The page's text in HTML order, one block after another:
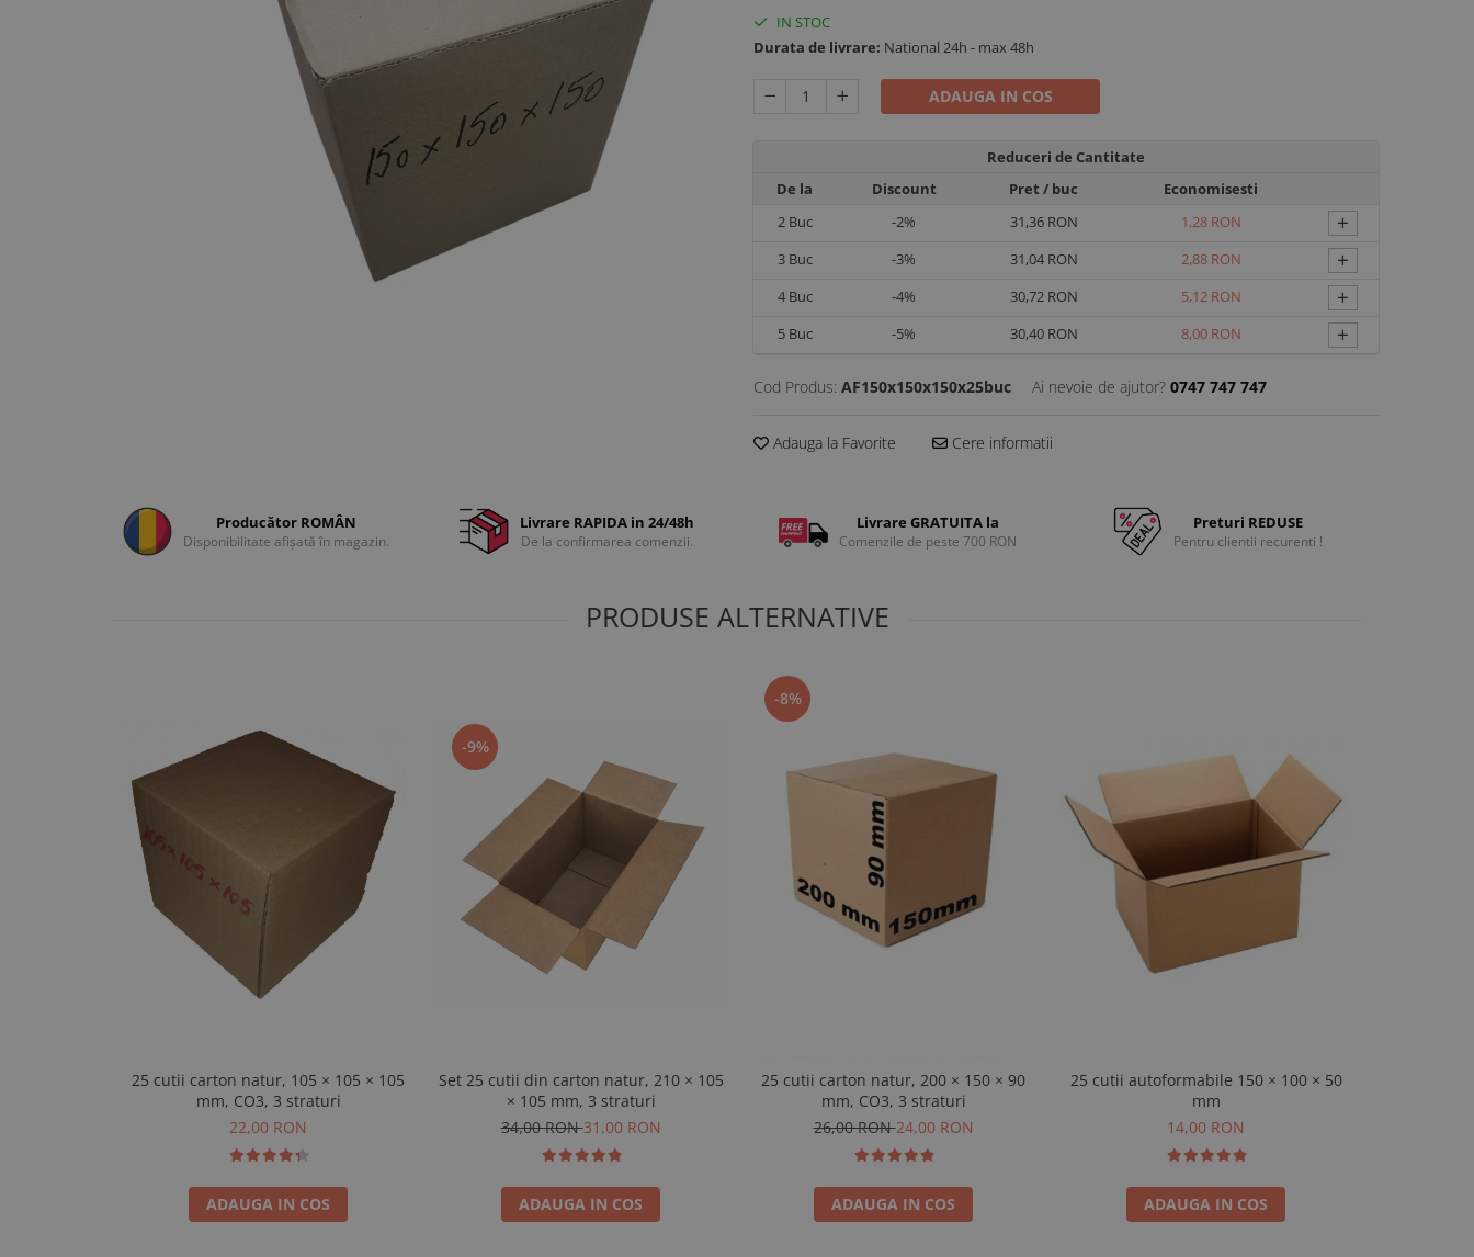
IN STOC
Durata de livrare: National 24h - max 48h
ADAUGA IN COS
Reduceri de Cantitate
De la
Discount Pret / buc
Economisesti
2Buc -2% 31,36 RON 1,28 RON +
3Buc -3% 31,04 RON 2,88 RON +
4Buc -4% 30,72 RON 5,12 RON +
5Buc -5% 30,40 RON 8,00 RON +
Cod Produs: AF150x150x150x25buc Ai nevoie de ajutor? 0747 747 747
Adauga la Favorite Cere informatii
Producător ROMÂN
Disponibilitate afișată în magazin.
Livrare RAPIDA in 24/48h
De la confirmarea comenzii.
Livrare GRATUITA la
Comenzile de peste 700 RON
Preturi REDUSE
Pentru clientii recurenti !
PRODUSE ALTERNATIVE
25 cutii carton natur, 105 × 105 × 105
mm, CO3, 3 straturi
22,00 RON
ADAUGA IN COS
-9%
Set 25 cutii din carton natur, 210 × 105
× 105 mm, 3 straturi
34,00 RON31,00 RON
ADAUGA IN COS
-8%
25 cutii carton natur, 200 × 150 × 90
mm, CO3, 3 straturi
26,00 RON24,00 RON
ADAUGA IN COS
25 cutii autoformabile 150 × 100 × 50
mm
14,00 RON
ADAUGA IN COS